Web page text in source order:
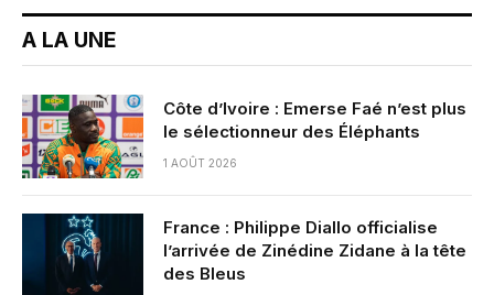
A LA UNE
Côte d’Ivoire : Emerse Faé n’est plus
le sélectionneur des Éléphants
1 AOÛT 2026
France : Philippe Diallo officialise
l’arrivée de Zinédine Zidane à la tête
des Bleus